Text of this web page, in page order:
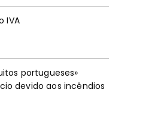
IVA
portugueses»
devido aos incêndios